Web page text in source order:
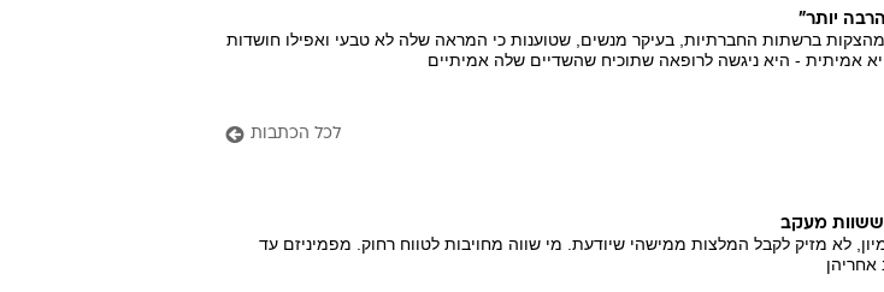
יותר"
כי היא סובלת מהצקות ברשתות החברתיות, בעיקר מנשים, שטוענות כי המראה שלה לא טבעי ואפילו חושדות
אמיתית - היא ניגשה לרופאה שתוכיח שהשדיים שלה אמיתיים
לכל הכתבות
ששוות מעקב
לא מזיק לקבל המלצות ממישהי שיודעת. מי שווה מחויבות לטווח רחוק. מפמיניזם עד